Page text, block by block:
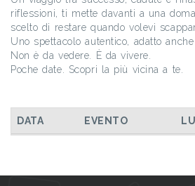
riflessioni, ti mette davanti a una
scelto di restare quando volevi
Uno spettacolo autentico, adatto
Non è da vedere. È da vivere.
Poche date. Scopri la più vicina a te.
DATA EVENTO